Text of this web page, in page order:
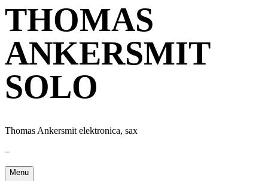
THOMAS
ANKERSMIT
SOLO
Thomas Ankersmit elektronica, sax
–
Menu